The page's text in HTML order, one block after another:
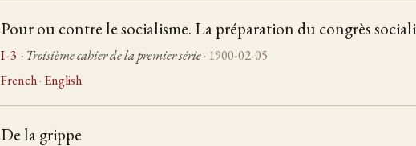
Pour ou contre le socialisme. La préparation du congrès
I-3 · Troisième cahier de la premier série · 1900-02-05
French · English
De la grippe